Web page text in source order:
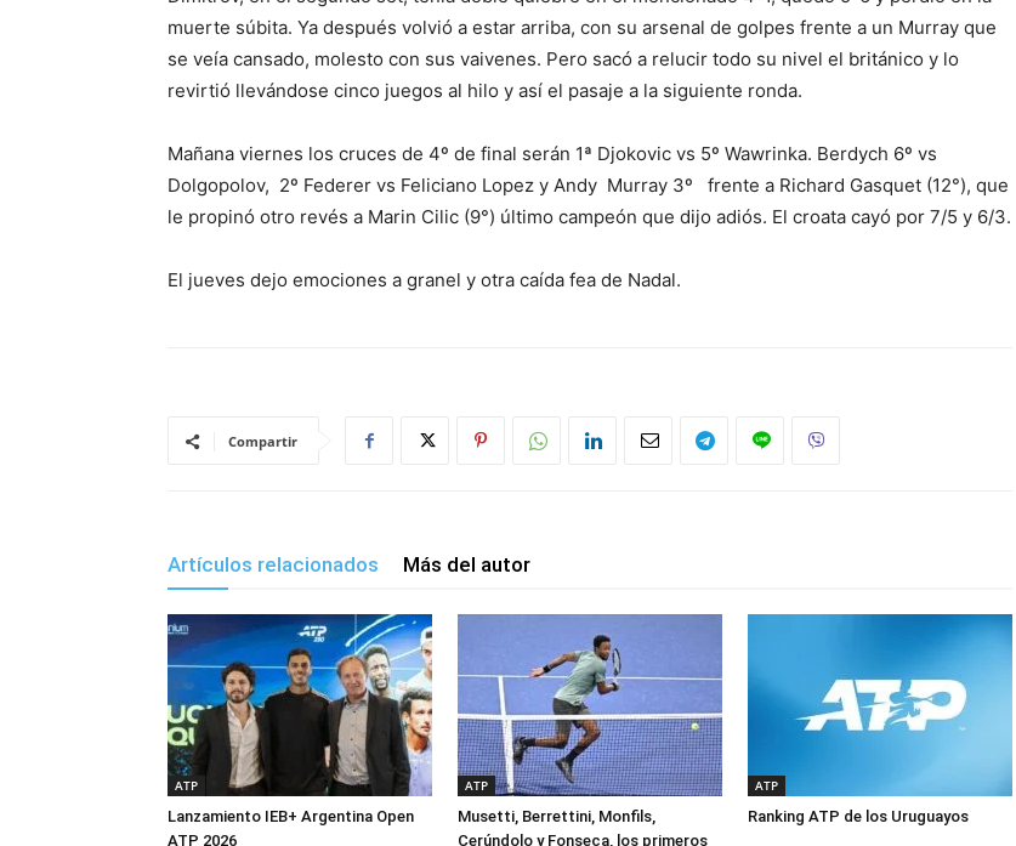
muerte súbita. Ya después volvió a estar arriba, con su arsenal de golpes frente a un Murray que
se veía cansado, molesto con sus vaivenes. Pero sacó a relucir todo su nivel el británico y lo
revirtió llevándose cinco juegos al hilo y así el pasaje a la siguiente ronda.
Mañana viernes los cruces de 4º de final serán 1ª Djokovic vs 5º Wawrinka. Berdych 6º vs
Dolgopolov, 2º Federer vs Feliciano Lopez y Andy Murray 3º frente a Richard Gasquet (12°), que
le propinó otro revés a Marin Cilic (9°) último campeón que dijo adiós. El croata cayó por 7/5 y 6/3.
El jueves dejo emociones a granel y otra caída fea de Nadal.
Compartir
Artículos relacionados Más del autor
ATP
Lanzamiento IEB+ Argentina Open
ATP 2026
ATP
Musetti, Berrettini, Monfils,
Cerúndolo y Fonseca, los primeros
ATP
Ranking ATP de los Uruguayos